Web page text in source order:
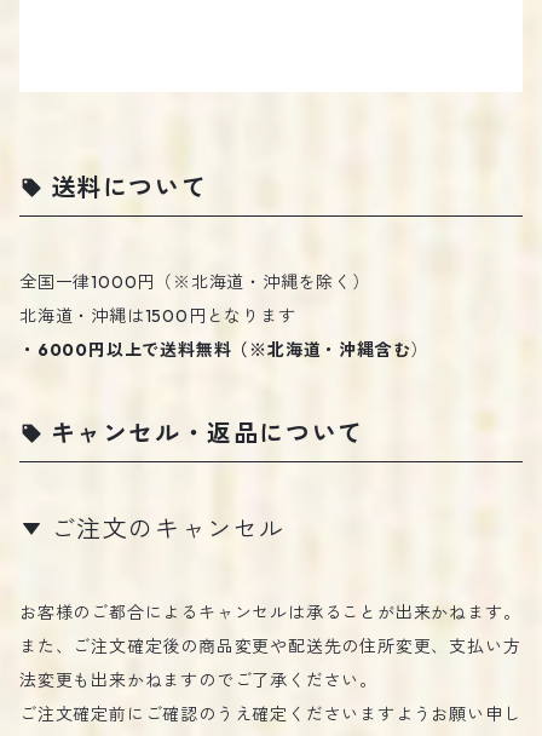
送料について
全国一律1000円（※北海道・沖縄を除く）
北海道・沖縄は1500円となります
・6000円以上で送料無料（※北海道・沖縄含む）
キャンセル・返品について
ご注文のキャンセル
お客様のご都合によるキャンセルは承ることが出来かねます。
また、ご注文確定後の商品変更や配送先の住所変更、支払い方
法変更も出来かねますのでご了承ください。
ご注文確定前にご確認のうえ確定くださいますようお願い申し